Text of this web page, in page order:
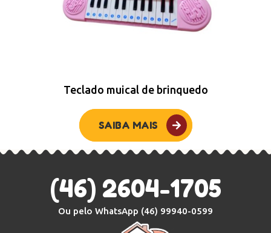
Teclado muical de brinquedo
SAIBA MAIS
(46) 2604-1705
Ou pelo WhatsApp (46) 99940-0599